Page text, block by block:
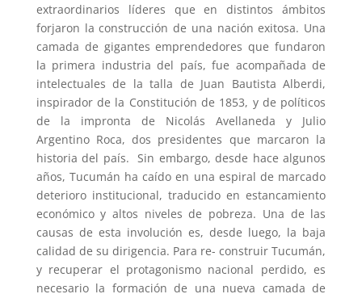
extraordinarios líderes que en distintos ámbitos
forjaron la construcción de una nación exitosa. Una
camada de gigantes emprendedores que fundaron
la primera industria del país, fue acompañada de
intelectuales de la talla de Juan Bautista Alberdi,
inspirador de la Constitución de 1853, y de políticos
de la impronta de Nicolás Avellaneda y Julio
Argentino Roca, dos presidentes que marcaron la
historia del país. Sin embargo, desde hace algunos
años, Tucumán ha caído en una espiral de marcado
deterioro institucional, traducido en estancamiento
económico y altos niveles de pobreza. Una de las
causas de esta involución es, desde luego, la baja
calidad de su dirigencia. Para re- construir Tucumán,
y recuperar el protagonismo nacional perdido, es
necesario la formación de una nueva camada de